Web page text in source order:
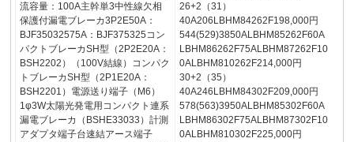
流容量：100A主幹単3中性線欠相
保護付漏電ブレーカ3P2E50A：
BJF35032575A：BJF375325コン
パクトブレーカSH型（2P2E20A：
BSH2202）（100V結線）コンパク
トブレーカSH型（2P1E20A：
BSH2201）電源送り端子（M6）
1φ3W太陽光発電用コンパクト連系
漏電ブレーカ（BSHE33033）計測
アダプタ端子台速結アース端子
26+2（31）
40A206LBHM84262F198,000円
544(529)3850ALBHM85262F60A
LBHM86262F75ALBHM87262F10
0ALBHM810262F214,000円
30+2（35）
40A246LBHM84302F209,000円
578(563)3950ALBHM85302F60A
LBHM86302F75ALBHM87302F10
0ALBHM810302F225,000円